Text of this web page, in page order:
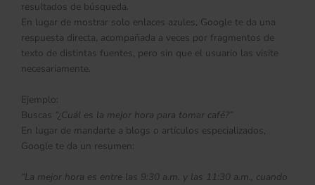
resultados de búsqueda.
En lugar de mostrar solo enlaces azules, Google te da una
respuesta directa, acompañada a veces por fragmentos de
texto de distintas fuentes, pero sin que el usuario las visite
necesariamente.
Ejemplo:
Buscas “¿Cuál es la mejor hora para tomar café?”
En lugar de mandarte a blogs o artículos especializados,
Google te da un resumen:
“La mejor hora es entre las 9:30 a.m. y las 11:30 a.m., cuando